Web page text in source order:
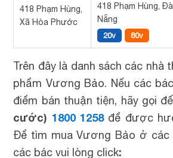
418 Phạm Hùng,
Xã Hòa Phước
418 Phạm Hùng, Đà
Nẵng
20v 80v
Trên đây là danh sách các nhà
phẩm Vương Bảo. Nếu các
điểm bán thuận tiện, hãy gọi
cước) 1800 1258để được
Để tìm mua Vương Bảo ở các
các bác vui lòng click: